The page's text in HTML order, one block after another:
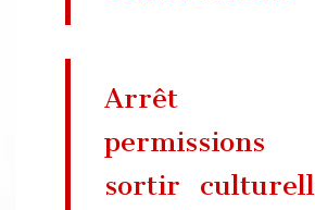
Arrêt
sortir